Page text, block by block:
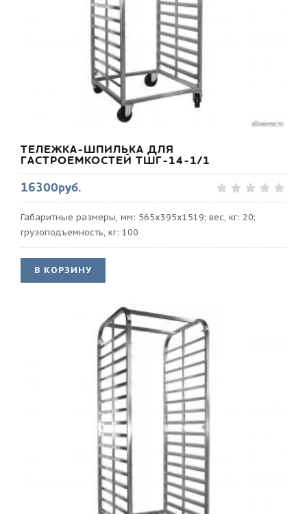
ТЕЛЕЖКА-ШПИЛЬКА ДЛЯ
ГАСТРОЕМКОСТЕЙ ТШГ-14-1/1
16300руб.
Габаритные размеры, мм: 565х395х1519; вес, кг: 20;
грузоподъемность, кг: 100
В КОРЗИНУ